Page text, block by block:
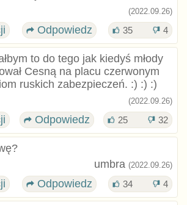
(2022.09.26)
Odpowiedz 35 4
to do tego jak kiedyś młody
Cesną na placu czerwonym
ruskich zabezpieczeń. :) :) :)
(2022.09.26)
Odpowiedz 25 32
umbra (2022.09.26)
Odpowiedz 34 4